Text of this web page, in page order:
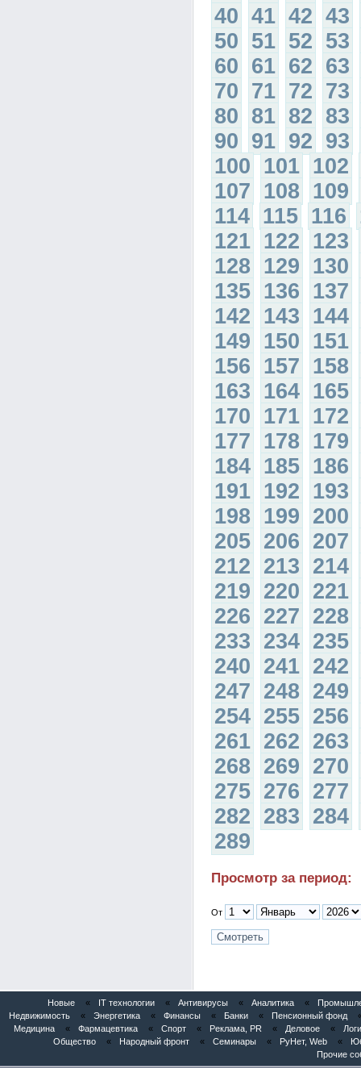
40 41 42 43
50 51 52 53
60 61 62 63
70 71 72 73
80 81 82 83
90 91 92 93
100 101 102
107 108 109
114 115 116
121 122 123
128 129 130
135 136 137
142 143 144
149 150 151
156 157 158
163 164 165
170 171 172
177 178 179
184 185 186
191 192 193
198 199 200
205 206 207
212 213 214
219 220 221
226 227 228
233 234 235
240 241 242
247 248 249
254 255 256
261 262 263
268 269 270
275 276 277
282 283 284
289
Просмотр за период:
От
Новые « IT технологии « Антивирусы « Аналитика «
Недвижимость
« Энергетика « Финансы « Банки « Пенсионный фонд
Медицина
« Фармацевтика « Спорт « Реклама, PR « Деловое «
Общество
« Народный фронт « Семинары « РуНет, Web «
Прочие